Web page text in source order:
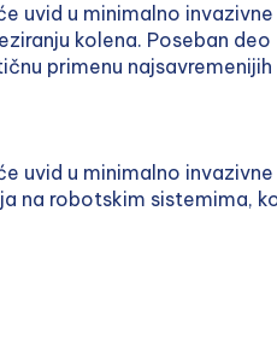
uvid u minimalno invazivne
kolena. Poseban deo
primenu najsavremenijih
u minimalno
na robotskim sistemima,